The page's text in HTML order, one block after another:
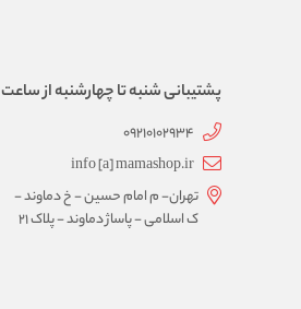
پشتیبانی شنبه تا چهارشنبه از ساعت 9 تا 17
09210102934
info [a] mamashop.ir
تهران- م امام حسین - خ دماوند -
ک اسلامی - پاساژ دماوند - پلاک 21